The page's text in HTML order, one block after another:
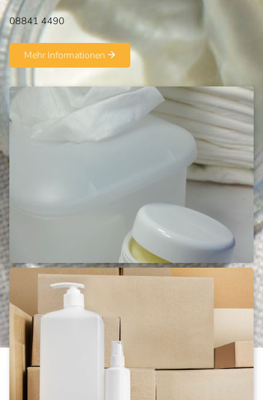
08841 4490
Mehr Informationen